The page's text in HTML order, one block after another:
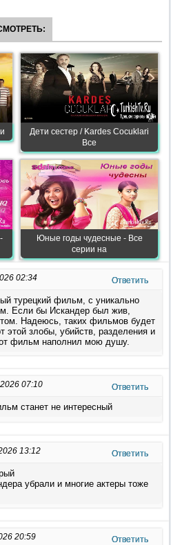
Дети сестер / Kardes Cocuklari
Все
Юные годы чудесные - Все
серии на
02:34 Ответить
турецкий фильм, с уникально
Если бы Искандер был жив,
Надеюсь, таких фильмов будет
этой злобы, убийств, разделения и
фильм наполнил мою душу.
07:10 Ответить
станет не интересный
13:12 Ответить
убрали и многие актеры тоже
20:59 Ответить